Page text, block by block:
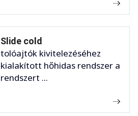
Slide cold
tolóajtók kivitelezéséhez
kialakított hőhidas rendszer a
rendszert ...